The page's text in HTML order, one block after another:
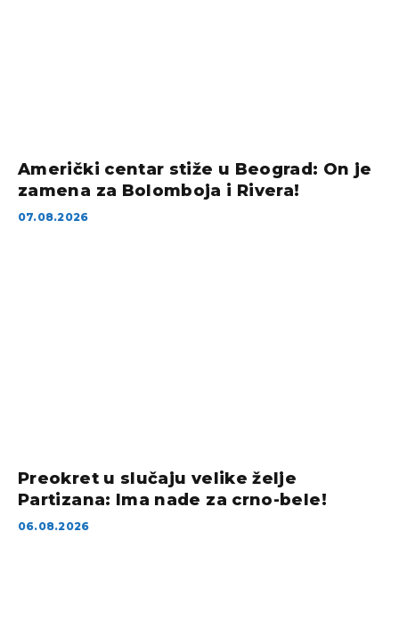
Američki centar stiže u Beograd: On je
zamena za Bolomboja i Rivera!
07.08.2026
Preokret u slučaju velike želje
Partizana: Ima nade za crno-bele!
06.08.2026